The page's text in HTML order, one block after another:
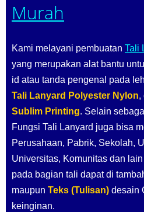
Murah
Kami melayani pembuatan Tali
yang merupakan alat bantu
id atau tanda pengenal pada
Tali Lanyard Polyester Nylon,
Sublim Printing. Selain
Fungsi Tali Lanyard juga bisa
Perusahaan, Pabrik, Sekolah,
Universitas, Komunitas dan
pada bagian tali dapat di
maupun Teks (Tulisan) desain
keinginan.